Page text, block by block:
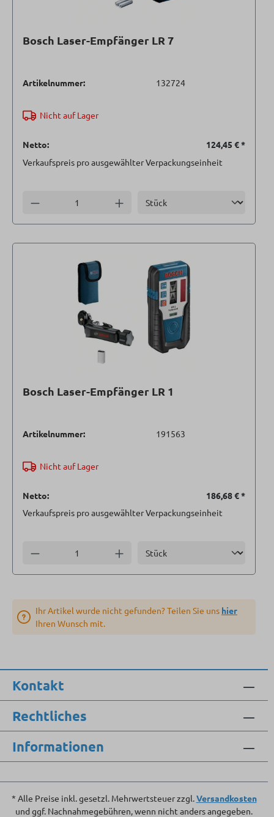
Bosch Laser-Empfänger LR 7
Artikelnummer: 132724
Nicht auf Lager
Netto: 124,45 €*
Verkaufspreis pro ausgewählter Verpackungseinheit
Anzahl verringern Anzahl erhöhen
Bosch Laser-Empfänger LR 1
Artikelnummer: 191563
Nicht auf Lager
Netto: 186,68 €*
Verkaufspreis pro ausgewählter Verpackungseinheit
Anzahl verringern Anzahl erhöhen
Ihr Artikel wurde nicht gefunden? Teilen Sie uns hier
Ihren Wunsch mit.
Kontakt
Rechtliches
Informationen
* Alle Preise inkl. gesetzl. Mehrwertsteuer zzgl.Versandkosten
und ggf. Nachnahmegebühren, wenn nicht anders angegeben.